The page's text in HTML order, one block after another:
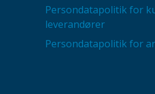
Persondatapolitik for
leverandører
Persondatapolitik for